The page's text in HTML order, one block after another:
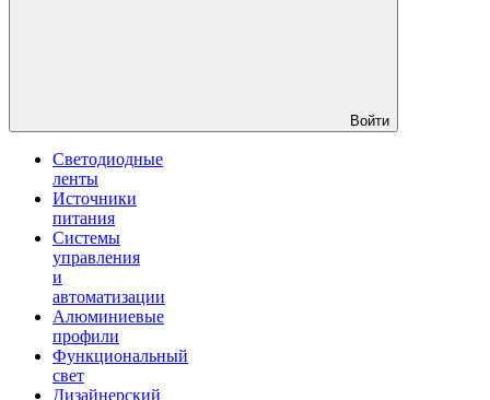
Войти
Светодиодные
ленты
Источники
питания
Системы
управления
и
автоматизации
Алюминиевые
профили
Функциональный
свет
Дизайнерский